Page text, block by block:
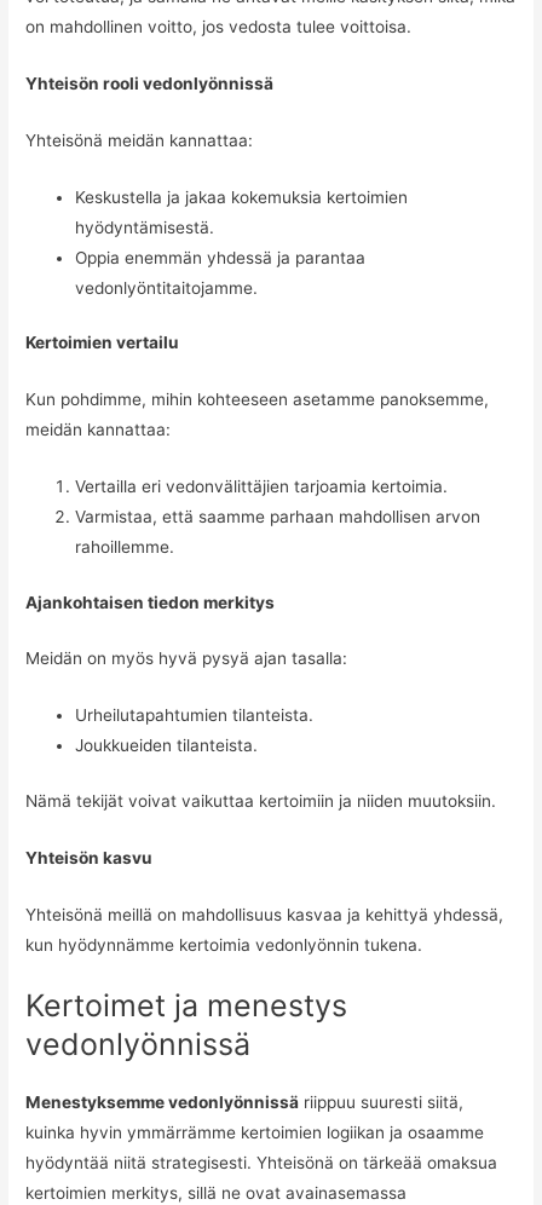
on mahdollinen voitto, jos vedosta tulee voittoisa.
Yhteisön rooli vedonlyönnissä
Yhteisönä meidän kannattaa:
Keskustella ja jakaa kokemuksia kertoimien
hyödyntämisestä.
Oppia enemmän yhdessä ja parantaa
vedonlyöntitaitojamme.
Kertoimien vertailu
Kun pohdimme, mihin kohteeseen asetamme panoksemme,
meidän kannattaa:
Vertailla eri vedonvälittäjien tarjoamia kertoimia.
Varmistaa, että saamme parhaan mahdollisen arvon
rahoillemme.
Ajankohtaisen tiedon merkitys
Meidän on myös hyvä pysyä ajan tasalla:
Urheilutapahtumien tilanteista.
Joukkueiden tilanteista.
Nämä tekijät voivat vaikuttaa kertoimiin ja niiden muutoksiin.
Yhteisön kasvu
Yhteisönä meillä on mahdollisuus kasvaa ja kehittyä yhdessä,
kun hyödynnämme kertoimia vedonlyönnin tukena.
Kertoimet ja menestys
vedonlyönnissä
Menestyksemme vedonlyönnissä riippuu suuresti siitä,
kuinka hyvin ymmärrämme kertoimien logiikan ja osaamme
hyödyntää niitä strategisesti. Yhteisönä on tärkeää omaksua
kertoimien merkitys, sillä ne ovat avainasemassa